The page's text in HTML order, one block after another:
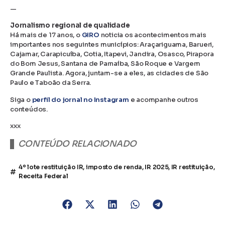
—
Jornalismo regional de qualidade
Há mais de 17 anos, o GIRO noticia os acontecimentos mais
importantes nos seguintes municípios: Araçariguama, Barueri,
Cajamar, Carapicuíba, Cotia, Itapevi, Jandira, Osasco, Pirapora
do Bom Jesus, Santana de Parnaíba, São Roque e Vargem
Grande Paulista. Agora, juntam-se a eles, as cidades de São
Paulo e Taboão da Serra.
Siga o perfil do jornal no Instagram e acompanhe outros
conteúdos.
xxx
CONTEÚDO RELACIONADO
4º lote restituição IR, imposto de renda, IR 2025, IR restituição,
Receita Federal